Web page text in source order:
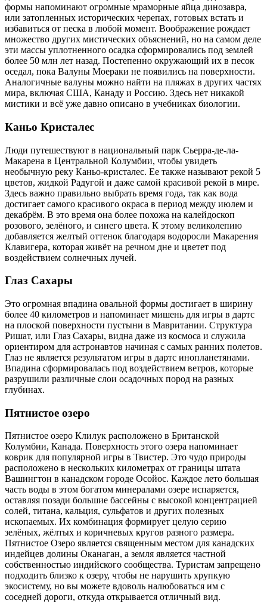
формы напоминают огромные мраморные яйца динозавра,
или затопленных исторических черепах, готовых встать и
избавиться от песка в любой момент. Воображение рождает
множество других мистических объяснений, но на самом деле
эти массы уплотненного осадка сформировались под землей
более 50 млн лет назад. Постепенно окружающий их в песок
оседал, пока Валуны Моераки не появились на поверхности.
Аналогичные валуны можно найти на пляжах в других частях
мира, включая США, Канаду и Россию. Здесь нет никакой
мистики и всё уже давно описано в учебниках биологии.
Каньо Кристалес
Люди путешествуют в национальный парк Сьерра-де-ла-
Макарена в Центральной Колумбии, чтобы увидеть
необычную реку Каньо-кристалес. Ее также называют рекой 5
цветов, жидкой Радугой и даже самой красивой рекой в мире.
Здесь важно правильно выбрать время года, так как вода
достигает самого красивого окраса в период между июлем и
декабрём. В это время она более похожа на калейдоскоп
розового, зелёного, и синего цвета. К этому великолепию
добавляется желтый оттенок благодаря водоросли Макарения
Клавигера, которая живёт на речном дне и цветет под
воздействием солнечных лучей.
Глаз Сахары
Это огромная впадина овальной формы достигает в ширину
более 40 километров и напоминает мишень для игры в дартс
на плоской поверхности пустыни в Мавритании. Структура
Ришат, или Глаз Сахары, видна даже из космоса и служила
ориентиром для астронавтов начиная с самых ранних полетов.
Глаз не является результатом игры в дартс инопланетянами.
Впадина сформировалась под воздействием ветров, которые
разрушили различные слои осадочных пород на разных
глубинах.
Пятнистое озеро
Пятнистое озеро Клилук расположено в Британской
Колумбии, Канада. Поверхность этого озера напоминает
коврик для популярной игры в Твистер. Это чудо природы
расположено в нескольких километрах от границы штата
Вашингтон в канадском городе Осойос. Каждое лето большая
часть воды в этом богатом минералами озере испаряется,
оставляя позади большие бассейны с высокой концентрацией
солей, титана, кальция, сульфатов и других полезных
ископаемых. Их комбинация формирует целую серию
зелёных, жёлтых и коричневых кругов разного размера.
Пятнистое Озеро является священным местом для канадских
индейцев долины Оканаган, а земля является частной
собственностью индийского сообщества. Туристам запрещено
подходить близко к озеру, чтобы не нарушить хрупкую
экосистему, но вы можете вдоволь налюбоваться им с
соседней дороги, откуда открывается отличный вид.